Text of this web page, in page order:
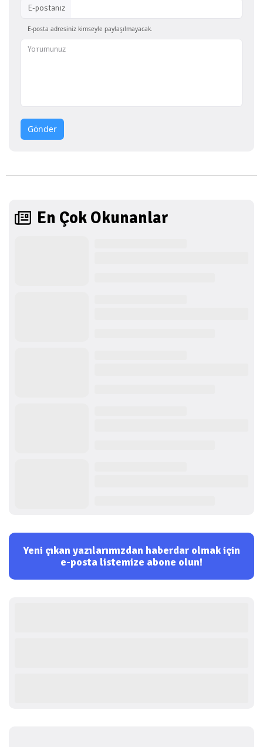
E-postanız
E-posta adresiniz kimseyle paylaşılmayacak.
Gönder
En Çok Okunanlar
Yeni çıkan yazılarımızdan haberdar olmak için
e-posta listemize abone olun!